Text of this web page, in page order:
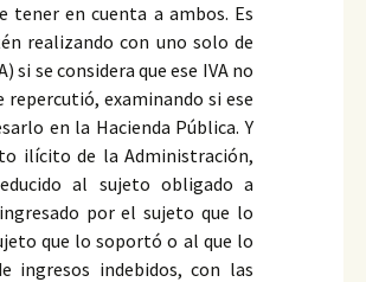
en cuenta a ambos. Es
realizando con uno solo de
si se considera que ese IVA no
examinando si ese
en la Hacienda Pública. Y
ilícito de la Administración,
al sujeto obligado a
por el sujeto que lo
que lo soportó o al que lo
ingresos indebidos, con las